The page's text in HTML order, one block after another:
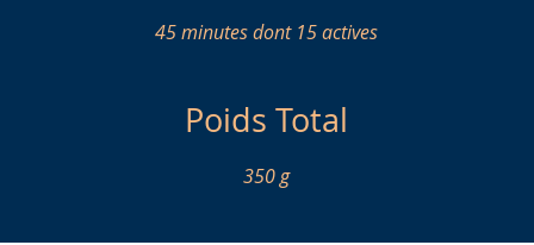
45 minutes dont 15 actives
Poids Total
350 g